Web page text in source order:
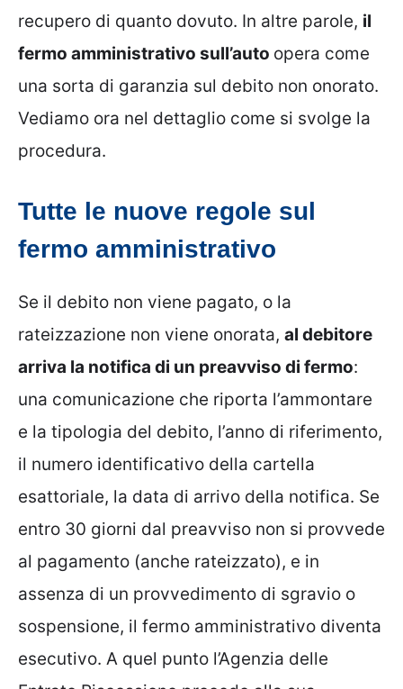
recupero di quanto dovuto. In altre parole, il
fermo amministrativo sull’auto opera come
una sorta di garanzia sul debito non onorato.
Vediamo ora nel dettaglio come si svolge la
procedura.
Tutte le nuove regole sul
fermo amministrativo
Se il debito non viene pagato, o la
rateizzazione non viene onorata, al debitore
arriva la notifica di un preavviso di fermo:
una comunicazione che riporta l’ammontare
e la tipologia del debito, l’anno di riferimento,
il numero identificativo della cartella
esattoriale, la data di arrivo della notifica. Se
entro 30 giorni dal preavviso non si provvede
al pagamento (anche rateizzato), e in
assenza di un provvedimento di sgravio o
sospensione, il fermo amministrativo diventa
esecutivo. A quel punto l’Agenzia delle